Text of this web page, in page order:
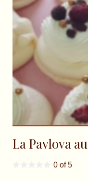
La Pavlova
0 of 5